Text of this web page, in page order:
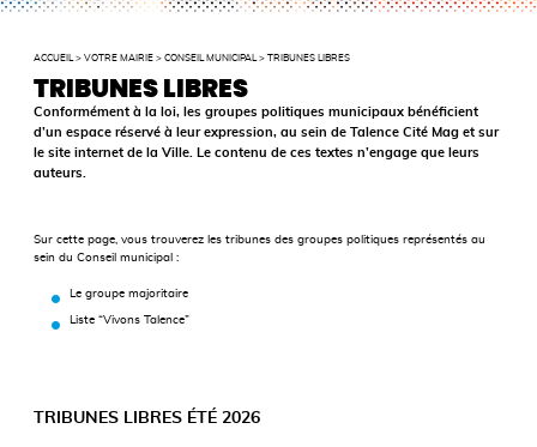
ACCUEIL >VOTRE MAIRIE >CONSEIL MUNICIPAL >TRIBUNES LIBRES
TRIBUNES LIBRES
Conformément à la loi, les groupes politiques municipaux bénéficient
d’un espace réservé à leur expression, au sein de Talence Cité Mag et sur
le site internet de la Ville. Le contenu de ces textes n’engage que leurs
auteurs.
Sur cette page, vous trouverez les tribunes des groupes politiques représentés au
sein du Conseil municipal :
Le groupe majoritaire
Liste “Vivons Talence”
TRIBUNES LIBRES ÉTÉ 2026